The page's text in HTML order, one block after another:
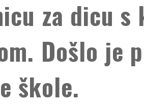
za dicu
Došlo je
škole.